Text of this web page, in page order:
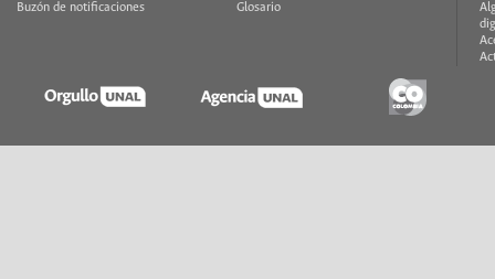
Buzón de notificaciones
Glosario